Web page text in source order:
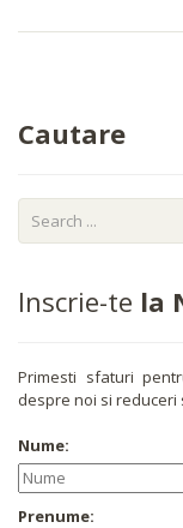
Cautare
Inscrie-te la
Primesti sfaturi
despre noi si reduceri
Nume:
Prenume: